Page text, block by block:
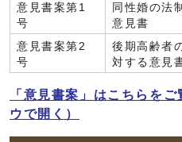
意見書案第1
号
同性婚の法
意見書
意見書案第2
号
後期高齢者
対する意見
「意見書案」はこちらをご
ウで開く）